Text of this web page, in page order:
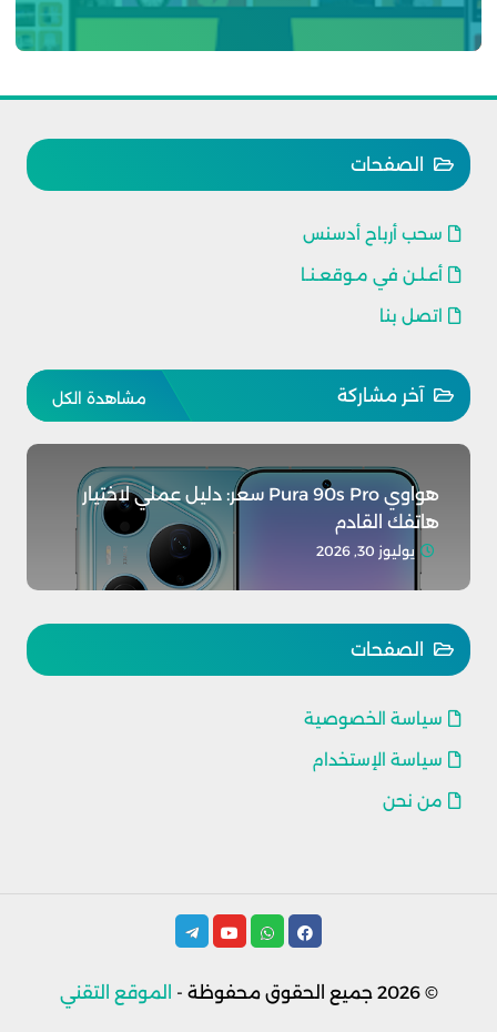
الصفحات
سحب أرباح أدسنس
أعـلـن في مـوقعـنـا
اتصل بنا
مشاهدة الكل آخر مشاركة
هواوي Pura 90s Pro سعر: دليل عملي لاختيار
هاتفك القادم
يوليوز 30, 2026
الصفحات
سياسة الخصوصية
سياسة الإستخدام
من نحن
© 2026 جميع الحقوق محفوظة - الموقع التقني